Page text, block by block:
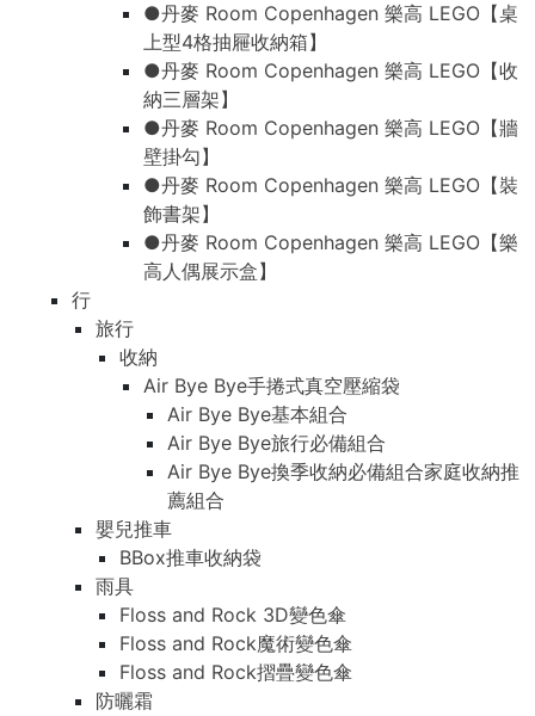
●丹麥 Room Copenhagen 樂高 LEGO【桌
上型4格抽屜收納箱】
●丹麥 Room Copenhagen 樂高 LEGO【收
納三層架】
●丹麥 Room Copenhagen 樂高 LEGO【牆
壁掛勾】
●丹麥 Room Copenhagen 樂高 LEGO【裝
飾書架】
●丹麥 Room Copenhagen 樂高 LEGO【樂
高人偶展示盒】
行
旅行
收納
Air Bye Bye手捲式真空壓縮袋
Air Bye Bye基本組合
Air Bye Bye旅行必備組合
Air Bye Bye換季收納必備組合家庭收納推
薦組合
嬰兒推車
BBox推車收納袋
雨具
Floss and Rock 3D變色傘
Floss and Rock魔術變色傘
Floss and Rock摺疊變色傘
防曬霜